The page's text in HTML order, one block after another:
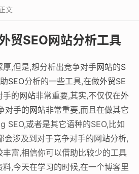
文
贸SEO网站分析工具
厚,但是,想分析出竞争对手网站的S
SEO分析的一些工具,在做外贸SE
手的网站非常重要,其实,不仅仅在外
对手的网站非常重要,而且在做其它
SEO,或者是其它语种的SEO,比如
会涉及到对于竞争对手的网站分析,
富,相信你可以借助比较少的工具
,今天在学习的时候,在一个博客里